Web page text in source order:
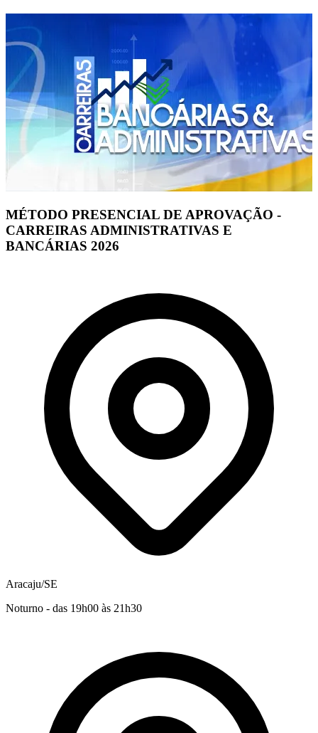
MÉTODO PRESENCIAL DE APROVAÇÃO -
CARREIRAS ADMINISTRATIVAS E
BANCÁRIAS 2026
Aracaju/SE
Noturno - das 19h00 às 21h30